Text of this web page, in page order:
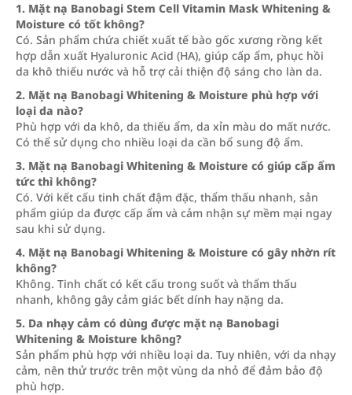
1. Mặt nạ Banobagi Stem Cell Vitamin Mask Whitening &
Moisture có tốt không?
Có. Sản phẩm chứa chiết xuất tế bào gốc xương rồng kết
hợp dẫn xuất Hyaluronic Acid (HA), giúp cấp ẩm, phục hồi
da khô thiếu nước và hỗ trợ cải thiện độ sáng cho làn da.
2. Mặt nạ Banobagi Whitening & Moisture phù hợp với
loại da nào?
Phù hợp với da khô, da thiếu ẩm, da xỉn màu do mất nước.
Có thể sử dụng cho nhiều loại da cần bổ sung độ ẩm.
3. Mặt nạ Banobagi Whitening & Moisture có giúp cấp ẩm
tức thì không?
Có. Với kết cấu tinh chất đậm đặc, thẩm thấu nhanh, sản
phẩm giúp da được cấp ẩm và cảm nhận sự mềm mại ngay
sau khi sử dụng.
4. Mặt nạ Banobagi Whitening & Moisture có gây nhờn rít
không?
Không. Tinh chất có kết cấu trong suốt và thẩm thấu
nhanh, không gây cảm giác bết dính hay nặng da.
5. Da nhạy cảm có dùng được mặt nạ Banobagi
Whitening & Moisture không?
Sản phẩm phù hợp với nhiều loại da. Tuy nhiên, với da nhạy
cảm, nên thử trước trên một vùng da nhỏ để đảm bảo độ
phù hợp.